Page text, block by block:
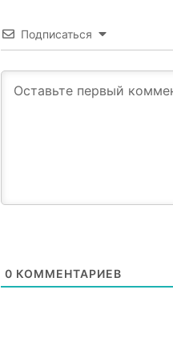
Подписаться
0 КОММЕНТАРИЕВ